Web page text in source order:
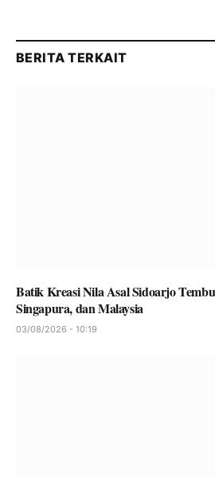
BERITA TERKAIT
Batik Kreasi Nila Asal Sidoarjo
Singapura, dan Malaysia
03/08/2026 - 10:19